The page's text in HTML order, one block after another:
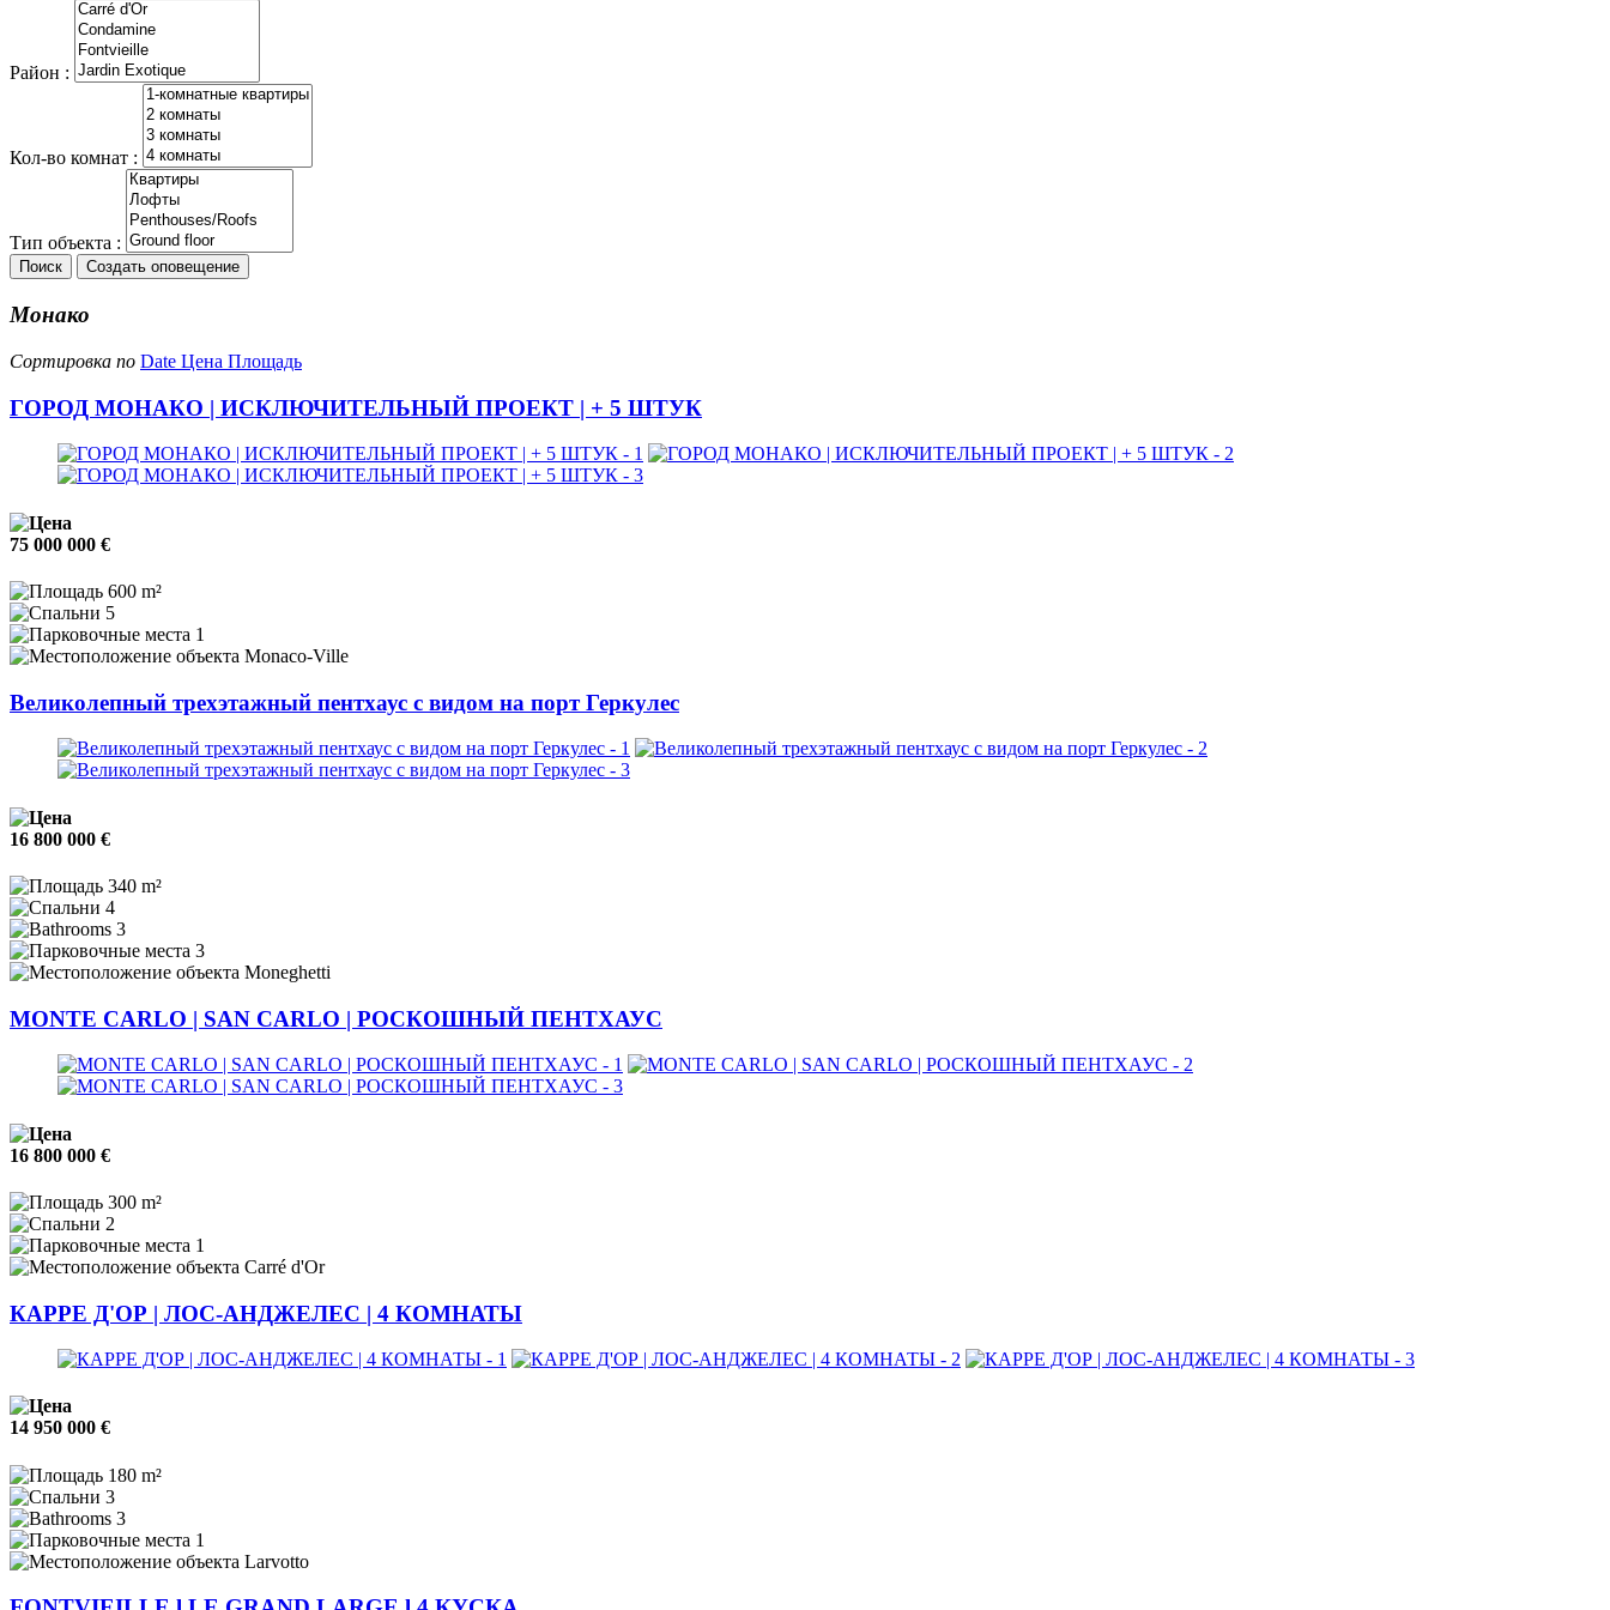
Район :
Кол-во комнат :
Тип объекта :
Поиск Создать оповещение
Монако
Сортировка по Date Цена Площадь
ГОРОД МОНАКО | ИСКЛЮЧИТЕЛЬНЫЙ ПРОЕКТ | + 5 ШТУК
75 000 000 €
600 m²
5
1
Monaco-Ville
Великолепный трехэтажный пентхаус с видом на порт Геркулес
16 800 000 €
340 m²
4
3
3
Moneghetti
MONTE CARLO | SAN CARLO | РОСКОШНЫЙ ПЕНТХАУС
16 800 000 €
300 m²
2
1
Carré d'Or
КАРРЕ Д'ОР | ЛОС-АНДЖЕЛЕС | 4 КОМНАТЫ
14 950 000 €
180 m²
3
3
1
Larvotto